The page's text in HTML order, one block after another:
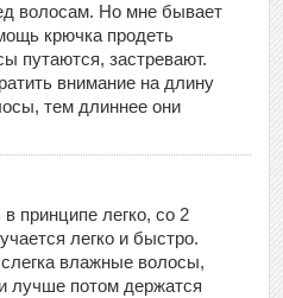
волосам. Но мне бывает
крючка продеть
путаются, застревают.
внимание на длину
тем длиннее они
принципе легко, со 2
легко и быстро.
влажные волосы,
лучше потом держатся